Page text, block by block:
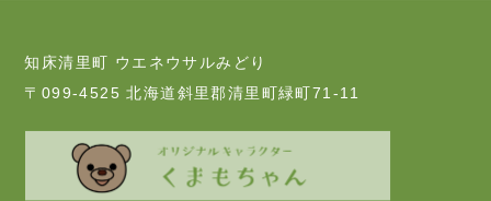
知床清里町 ウエネウサルみどり
〒099-4525 北海道斜里郡清里町緑町71-11